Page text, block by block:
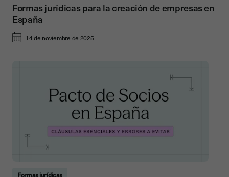
Formas jurídicas para la creación de empresas en
España
14 de noviembre de 2025
Formas jurídicas